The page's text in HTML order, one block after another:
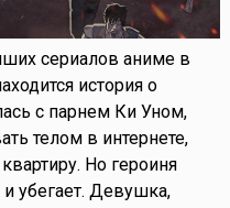
сериалов аниме в
история о
с парнем Ки Уном,
телом в интернете,
Но героиня
убегает. Девушка,